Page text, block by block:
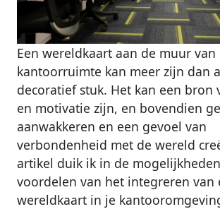
Een wereldkaart aan de muur van
kantoorruimte kan meer zijn dan
decoratief stuk. Het kan een bron
en motivatie zijn, en bovendien
aanwakkeren en een gevoel van
verbondenheid met de wereld
artikel duik ik in de
voordelen van het integreren van
wereldkaart in je